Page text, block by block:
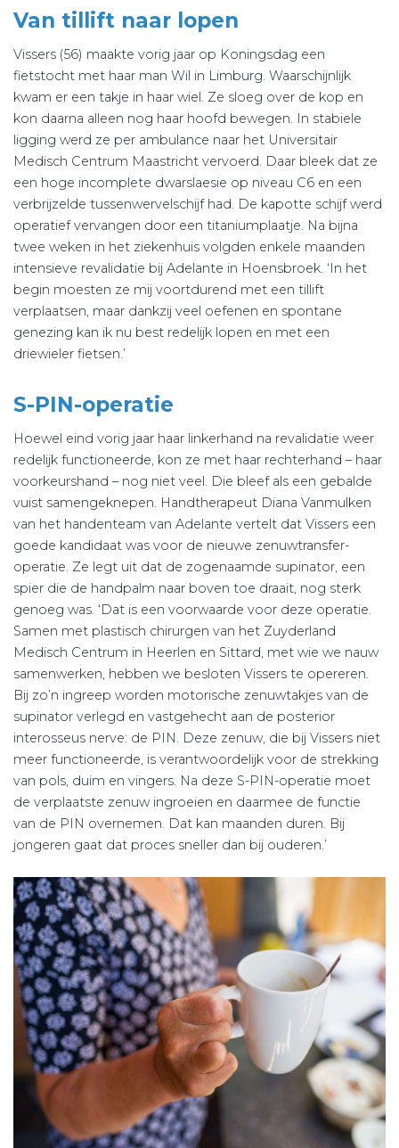
Van tillift naar lopen
Vissers (56) maakte vorig jaar op Koningsdag een
fietstocht met haar man Wil in Limburg. Waarschijnlijk
kwam er een takje in haar wiel. Ze sloeg over de kop en
kon daarna alleen nog haar hoofd bewegen. In stabiele
ligging werd ze per ambulance naar het Universitair
Medisch Centrum Maastricht vervoerd. Daar bleek dat ze
een hoge incomplete dwarslaesie op niveau C6 en een
verbrijzelde tussenwervelschijf had. De kapotte schijf werd
operatief vervangen door een titaniumplaatje. Na bijna
twee weken in het ziekenhuis volgden enkele maanden
intensieve revalidatie bij Adelante in Hoensbroek. ‘In het
begin moesten ze mij voortdurend met een tillift
verplaatsen, maar dankzij veel oefenen en spontane
genezing kan ik nu best redelijk lopen en met een
driewieler fietsen.’
S-PIN-operatie
Hoewel eind vorig jaar haar linkerhand na revalidatie weer
redelijk functioneerde, kon ze met haar rechterhand – haar
voorkeurshand – nog niet veel. Die bleef als een gebalde
vuist samengeknepen. Handtherapeut Diana Vanmulken
van het handenteam van Adelante vertelt dat Vissers een
goede kandidaat was voor de nieuwe zenuwtransfer-
operatie. Ze legt uit dat de zogenaamde supinator, een
spier die de handpalm naar boven toe draait, nog sterk
genoeg was. ‘Dat is een voorwaarde voor deze operatie.
Samen met plastisch chirurgen van het Zuyderland
Medisch Centrum in Heerlen en Sittard, met wie we nauw
samenwerken, hebben we besloten Vissers te opereren.
Bij zo’n ingreep worden motorische zenuwtakjes van de
supinator verlegd en vastgehecht aan de posterior
interosseus nerve: de PIN. Deze zenuw, die bij Vissers niet
meer functioneerde, is verantwoordelijk voor de strekking
van pols, duim en vingers. Na deze S-PIN-operatie moet
de verplaatste zenuw ingroeien en daarmee de functie
van de PIN overnemen. Dat kan maanden duren. Bij
jongeren gaat dat proces sneller dan bij ouderen.’